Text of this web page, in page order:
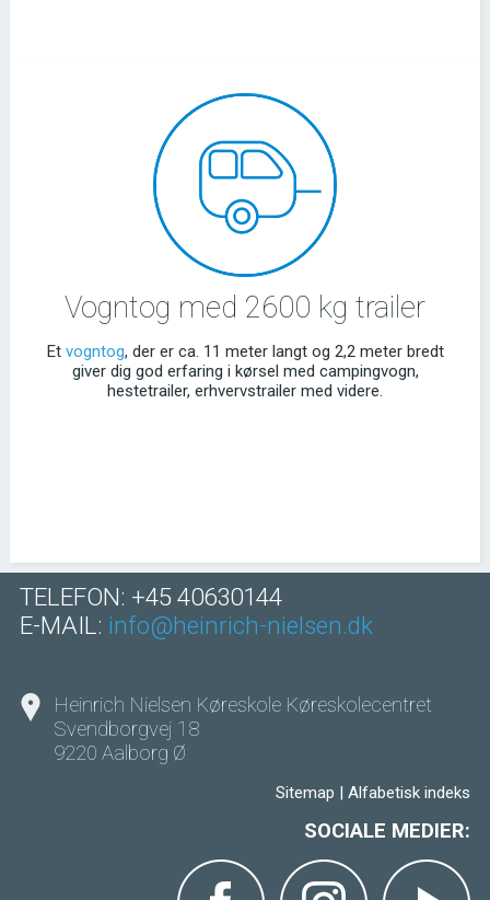
Vogntog med 2600 kg trailer
Et vogntog, der er ca. 11 meter langt og 2,2 meter bredt
giver dig god erfaring i kørsel med campingvogn,
hestetrailer, erhvervstrailer med videre.
TELEFON: +45 40630144
E-MAIL: info@heinrich-nielsen.dk
Heinrich Nielsen Køreskole Køreskolecentret
Svendborgvej 18
9220 Aalborg Ø
Sitemap | Alfabetisk indeks
SOCIALE MEDIER: